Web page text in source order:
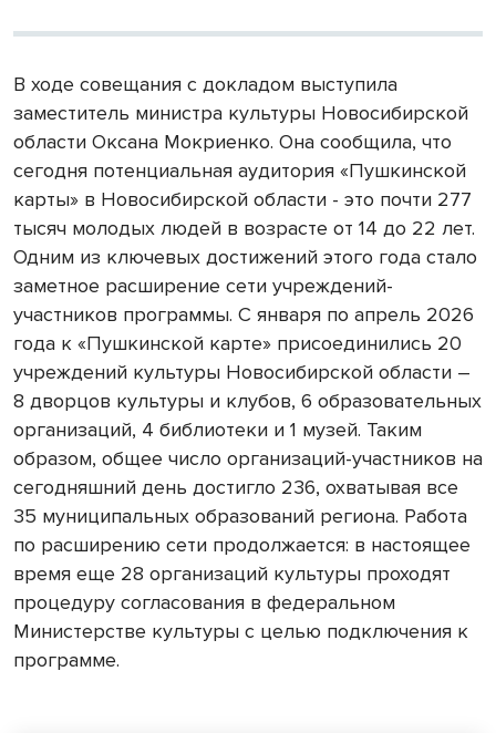
В ходе совещания с докладом выступила
заместитель министра культуры Новосибирской
области Оксана Мокриенко. Она сообщила, что
сегодня потенциальная аудитория «Пушкинской
карты» в Новосибирской области - это почти 277
тысяч молодых людей в возрасте от 14 до 22 лет.
Одним из ключевых достижений этого года стало
заметное расширение сети учреждений-
участников программы. С января по апрель 2026
года к «Пушкинской карте» присоединились 20
учреждений культуры Новосибирской области –
8 дворцов культуры и клубов, 6 образовательных
организаций, 4 библиотеки и 1 музей. Таким
образом, общее число организаций-участников на
сегодняшний день достигло 236, охватывая все
35 муниципальных образований региона. Работа
по расширению сети продолжается: в настоящее
время еще 28 организаций культуры проходят
процедуру согласования в федеральном
Министерстве культуры с целью подключения к
программе.